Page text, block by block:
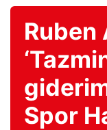
Ruben
Spor